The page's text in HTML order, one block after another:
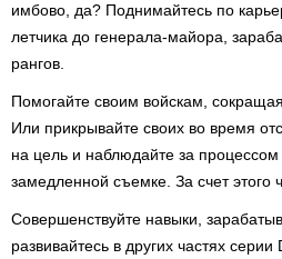
имбово, да? Поднимайтесь по
летчика до генерала-майора,
рангов.
Помогайте своим войскам,
Или прикрывайте своих во время
на цель и наблюдайте за
замедленной съемке. За счет этого
Совершенствуйте навыки,
развивайтесь в других частях